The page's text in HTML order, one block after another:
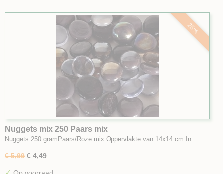
25%
Nuggets mix 250 Paars mix
Nuggets 250 gramPaars/Roze mix Oppervlakte van 14x14 cm In…
€ 5,99 € 4,49
✓